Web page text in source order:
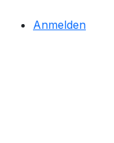
Anmelden